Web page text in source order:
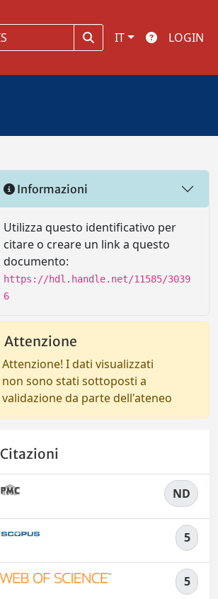
IT LOGIN
Informazioni
Utilizza questo identificativo per
citare o creare un link a questo
documento:
https://hdl.handle.net/11585/3039
6
Attenzione
Attenzione! I dati visualizzati
non sono stati sottoposti a
validazione da parte dell'ateneo
Citazioni
ND
5
5